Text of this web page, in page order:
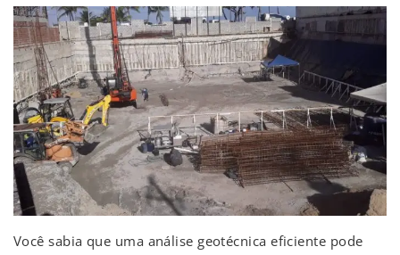
Você sabia que uma análise geotécnica eficiente pode